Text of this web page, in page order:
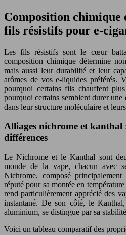
Composition chimique
fils résistifs pour e-
Les fils résistifs sont le cœur
composition chimique détermine
mais aussi leur durabilité et leur
arômes de vos e-liquides préférés.
pourquoi certains fils chauffent
pourquoi certains semblent durer une
dans leur structure moléculaire et
Alliages nichrome et kanthal
différences
Le Nichrome et le Kanthal sont
monde de la vape, chacun avec
Nichrome, composé
réputé pour sa montée en
rend particulièrement apprécié des
instantané. De son côté, le
aluminium, se distingue par sa
Voici un tableau comparatif des